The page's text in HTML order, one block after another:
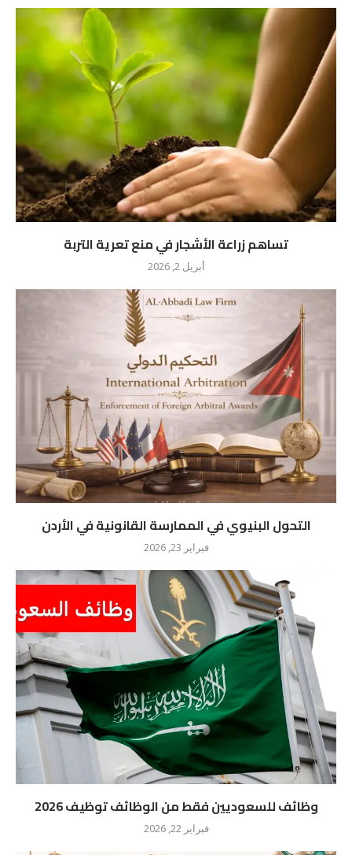
تساهم زراعة الأشجار في منع تعرية التربة
أبريل 2, 2026
التحول البنيوي في الممارسة القانونية في الأردن
فبراير 23, 2026
وظائف للسعوديين فقط من الوظائف توظيف 2026
فبراير 22, 2026